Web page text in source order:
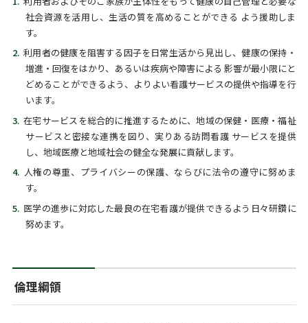
社会資源を活用し、生活の質を高めることができる よう援助しま
す。
利用者の健康を阻害する因子を日常生活から見出し、健康の保持・
増進・回復をはかり、あるいは疾病や障害による 影響が最小限にと
どめることができるよう、よりよい看護サービスの提供や指導を行
います。
在宅サービスを総合的に推進するために、地域の保健・医療・福祉
サービスと密接な連携を図り、実りある訪問看護 サービスを提供
し、地域医療と地域社会の健全な発展に貢献します。
人権の尊重、プライバシーの保護、ならびに法令の遵守に努めま
す。
医学の進歩に対応した最良の在宅看護が提供できるよう日々研鑽に
努めます。
倫理綱領